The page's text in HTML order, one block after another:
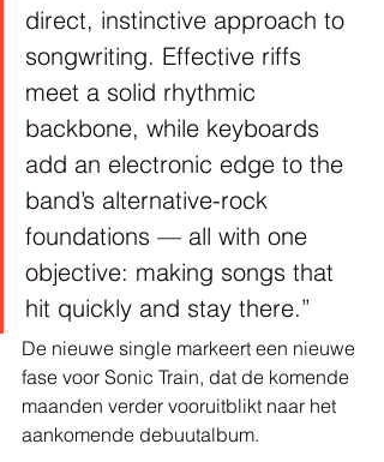
direct, instinctive approach to
songwriting. Effective riffs
meet a solid rhythmic
backbone, while keyboards
add an electronic edge to the
band’s alternative-rock
foundations — all with one
objective: making songs that
hit quickly and stay there.”
De nieuwe single markeert een nieuwe
fase voor Sonic Train, dat de komende
maanden verder vooruitblikt naar het
aankomende debuutalbum.